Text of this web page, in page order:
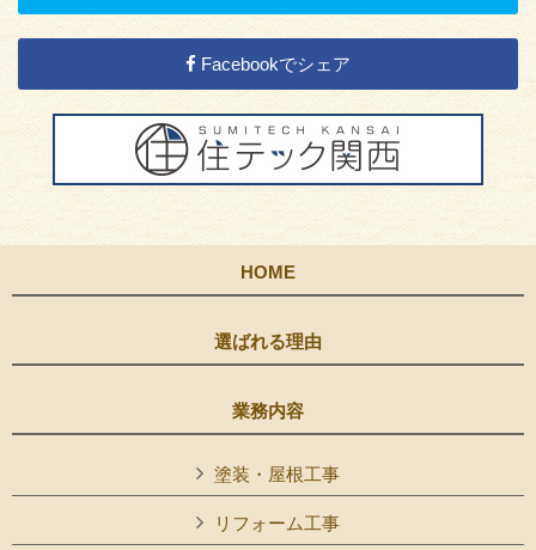
Facebookでシェア
HOME
選ばれる理由
業務内容
塗装・屋根工事
リフォーム工事